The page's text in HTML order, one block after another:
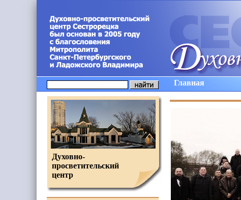
Главная
Духовно-
просветительский
центр